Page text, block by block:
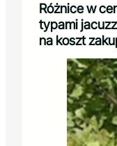
Różnice w
typami
na koszt